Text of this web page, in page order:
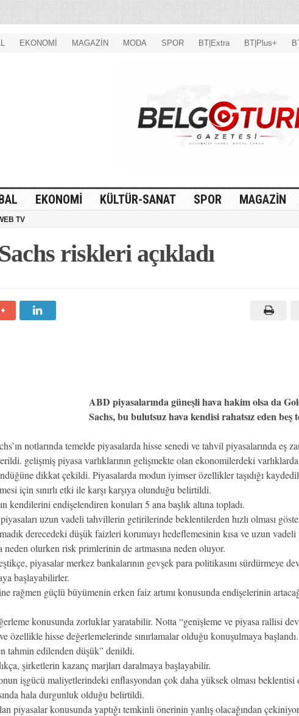
EKONOMİ MAGAZİN MODA SPOR BT|Extra BT|Plus+
EKONOMİ KÜLTÜR-SANAT SPOR MAGAZİN
TV
riskleri açıkladı
ABD piyasalarında güneşli hava hakim olsa da
Sachs, bu bulutsuz hava kendisi rahatsız eden beş
notlarında temelde piyasalarda hisse senedi ve tahvil piyasalarında eş
gelişmiş piyasa varlıklarının gelişmekte olan ekonomilerdeki
dikkat çekildi. Piyasalarda modun iyimser özellikler taşıdığı
için sınırlı etki ile karşı karşıya olunduğu belirtildi.
kendilerini endişelendiren konuları 5 ana başlık altına topladı.
uzun vadeli tahvillerin getirilerinde beklentilerden hızlı olması
derecedeki düşük faizleri korumayı hedeflemesinin kısa ve uzun
neden olurken risk primlerinin de artmasına neden oluyor.
piyasalar merkez bankalarının gevşek para politikasını sürdürmeye
başlayabilirler.
rağmen güçlü büyümenin erken faiz artımı konusunda endişelerinin
konusunda zorluklar yaratabilir. Notta “genişleme ve piyasa rallisi
özellikle hisse değerlemelerinde sınırlamalar olduğu konuşulmaya
tahmin edilenden düşük” denildi.
şirketlerin kazanç marjları daralmaya başlayabilir.
işgücü maliyetlerindeki enflasyondan çok daha yüksek olması beklentisi
hala durgunluk olduğu belirtildi.
piyasalar konusunda yaptığı temkinli önerinin yanlış olacağından